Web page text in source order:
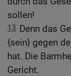
sollen!
13 Denn das
{sein} gegen
hat. Die
Gericht.